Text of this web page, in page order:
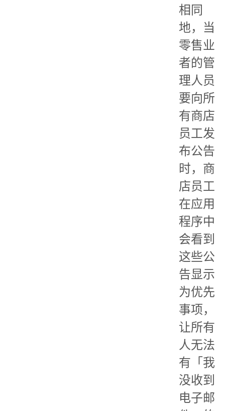
相同
地，当
零售业
者的管
理人员
要向所
有商店
员工发
布公告
时，商
店员工
在应用
程序中
会看到
这些公
告显示
为优先
事项，
让所有
人无法
有「我
没收到
电子邮